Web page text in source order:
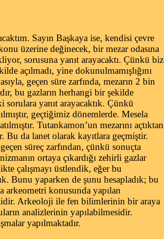
Sayın Başkaya ise, kendisi çevre
üzerine değinecek, bir mezar odasına
sorusuna yanıt arayacaktı. Çünkü biz
açılmadı, yine dokunulmamışlığını
geçen süre zarfında, mezarın 2 bin
bu gazların herhangi bir şekilde
yanıt arayacaktık. Çünkü
geçtiğimiz dönemlerde. Mesela
Tutankamon’un mezarını açtıktan
Bu da lanet olarak kayıtlara geçmiştir.
süreç zarfından, çünkü sonuçta
ortaya çıkardığı zehirli gazlar
çalışmayı üstlendik, eğer bu
Bunu yaparken de şunu hesapladık; bu
arkeometri konusunda yapılan
Arkeoloji ile fen bilimlerinin bir araya
analizlerinin yapılabilmesidir.
yapılmaktadır.